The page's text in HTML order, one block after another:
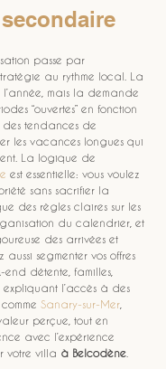
passe par
au rythme local. La
l’année, mais la demande
“ouvertes” en fonction
des tendances de
les vacances longues qui
La logique de
est essentielle: vous voulez
sans sacrifier la
des règles claires sur les
du calendrier, et
des arrivées et
aussi segmenter vos offres
end détente, familles,
expliquant l’accès à des
Sanary-sur-Mer
perçue, tout en
avec l’expérience
votre villa à Belcodène